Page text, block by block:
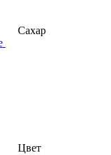
Сахар
Цвет